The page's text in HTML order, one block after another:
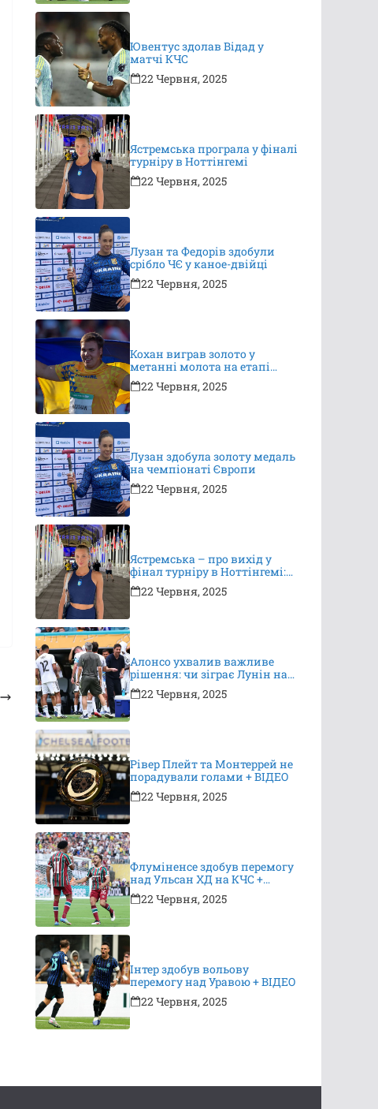
Ювентус здолав Відад у
матчі КЧС
22 Червня, 2025
Ястремська програла у фіналі
турніру в Ноттінгемі
22 Червня, 2025
Лузан та Федорів здобули
срібло ЧЄ у каное-двійці
22 Червня, 2025
Кохан виграв золото у
метанні молота на етапі
Континентального туру
22 Червня, 2025
Лузан здобула золоту медаль
на чемпіонаті Європи
22 Червня, 2025
Ястремська – про вихід у
фінал турніру в Ноттінгемі:
це неймовірно, я дуже
вдячна за підтримку
22 Червня, 2025
Алонсо ухвалив важливе
рішення: чи зіграє Лунін на
КЧС?
22 Червня, 2025
Рівер Плейт та Монтеррей не
порадували голами + ВІДЕО
22 Червня, 2025
Флуміненсе здобув перемогу
над Ульсан ХД на КЧС +
ВІДЕО
22 Червня, 2025
Інтер здобув вольову
перемогу над Уравою + ВІДЕО
22 Червня, 2025